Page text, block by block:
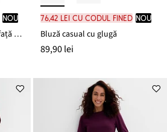
nou
Bluză din două straturi, în față din amestec moale de viscoză (set/2 buc.)
76,42 lei cu codul FINED nou
Bluză casual cu glugă
89,90 lei